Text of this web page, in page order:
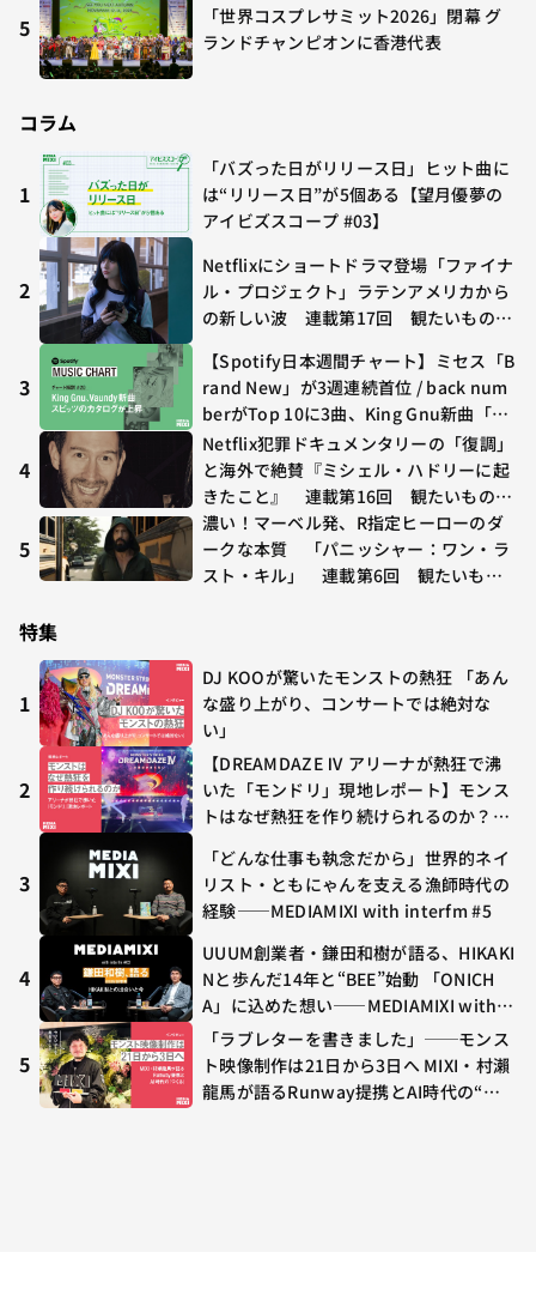
5
「世界コスプレサミット2026」閉幕 グ
ランドチャンピオンに香港代表
コラム
1
「バズった日がリリース日」ヒット曲に
は“リリース日”が5個ある【望月優夢の
アイビズスコープ #03】
2
Netflixにショートドラマ登場「ファイナ
ル・プロジェクト」ラテンアメリカから
の新しい波 連載第17回 観たいものが
3
【Spotify日本週間チャート】ミセス「B
rand New」が3週連続首位 / back num
berがTop 10に3曲、King Gnu新曲「G
O GHOST」が初登場〜集計期間：2026
年7/24〜7/30
4
Netflix犯罪ドキュメンタリーの「復調」
と海外で絶賛『ミシェル・ハドリーに起
きたこと』 連載第16回 観たいものが
多すぎる～稲垣貴俊の配信時評
5
濃い！マーベル発、R指定ヒーローのダ
ークな本質 「パニッシャー：ワン・ラ
スト・キル」 連載第6回 観たいもの
特集
1
DJ KOOが驚いたモンストの熱狂 「あん
な盛り上がり、コンサートでは絶対な
い」
2
【DREAMDAZE Ⅳ アリーナが熱狂で沸
いた「モンドリ」現地レポート】モンス
トはなぜ熱狂を作り続けられるのか？コ
や、兎田ぺこら、壱百満天原サロメらも
集結
3
「どんな仕事も執念だから」世界的ネイ
リスト・ともにゃんを支える漁師時代の
経験——MEDIAMIXI with interfm #5
4
UUUM創業者・鎌田和樹が語る、HIKAKI
Nと歩んだ14年と“BEE”始動 「ONICH
A」に込めた想い——MEDIAMIXI with in
terfm #3
5
「ラブレターを書きました」──モンス
ト映像制作は21日から3日へ MIXI・村瀨
龍馬が語るRunway提携とAI時代の“つ